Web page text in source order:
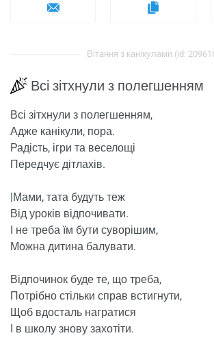
Вітання з канікулами (id:
Всі зітхнули з полегшенням
Всі зітхнули з полегшенням,
Адже канікули, пора.
Радість, ігри та веселощі
Передчує дітлахів.
|Мами, тата будуть теж
Від уроків відпочивати.
І не треба їм бути суворішим,
Можна дитина балувати.
Відпочинок буде те, що треба,
Потрібно стільки справ встигнути,
Щоб вдосталь награтися
І в школу знову захотіти.